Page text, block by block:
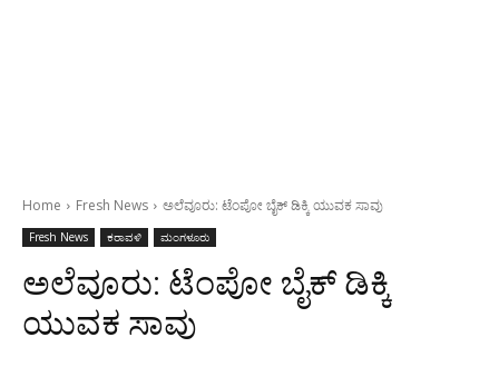
Home Fresh News ಅಲೆವೂರು: ಟೆಂಪೋ ಬೈಕ್ ಡಿಕ್ಕಿ ಯುವಕ ಸಾವು
Fresh News ಕರಾವಳಿ ಮಂಗಳೂರು
ಅಲೆವೂರು: ಟೆಂಪೋ ಬೈಕ್ ಡಿಕ್ಕಿ
ಯುವಕ ಸಾವು